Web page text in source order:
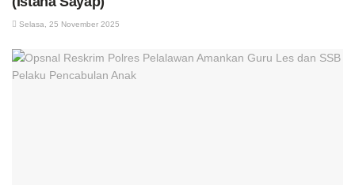
Selasa, 25 November 2025